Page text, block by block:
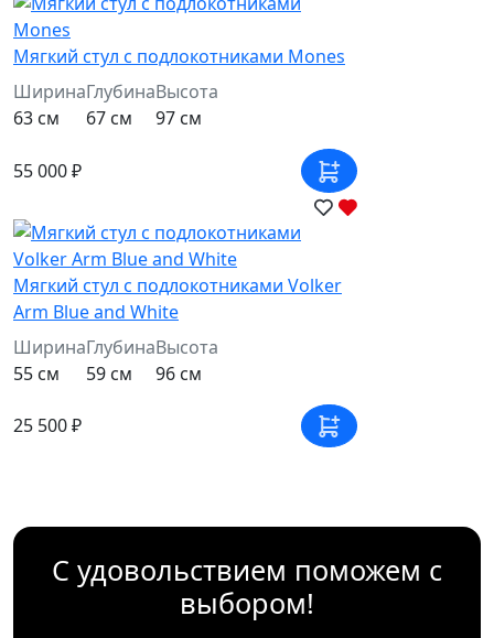
Мягкий стул с подлокотниками Mones
Ширина
63 см
Глубина
67 см
Высота
97 см
55 000 ₽
Мягкий стул с подлокотниками Volker
Arm Blue and White
Ширина
55 см
Глубина
59 см
Высота
96 см
25 500 ₽
С удовольствием поможем с
выбором!